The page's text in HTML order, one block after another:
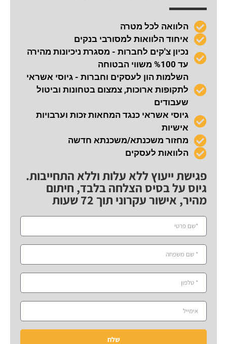
הלוואה לכל מטרה
איחוד הלוואות למסורבי בנקים
נכיון צ'קים לחברות - מסגרת ניכיונות מהירה
עד %100 משווי הבטוחה
השלמות הון לעסקים וחברות - גיוסי אשראי
לתקופות ארוכות, צמצום בטחונות וביטול
שעבודים
גיוסי אשראי כנגד המחאות זכות וערבויות
אישיות
מחזור משכנתא/משכנתא חדשה
הלוואות לעסקים
פגישת ייעוץ ללא עלות וללא התחייבות.
גיוס על בסיס הצלחה בלבד, חיתום
מהיר, אישור עקרוני תוך 72 שעות
שלח